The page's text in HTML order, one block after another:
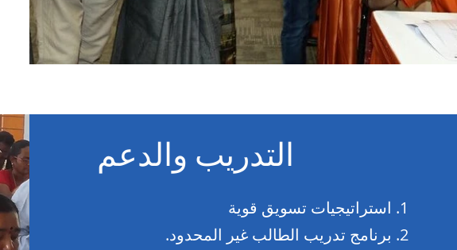
التدريب والدعم
استراتيجيات تسويق قوية
برنامج تدريب الطالب غير المحدود.